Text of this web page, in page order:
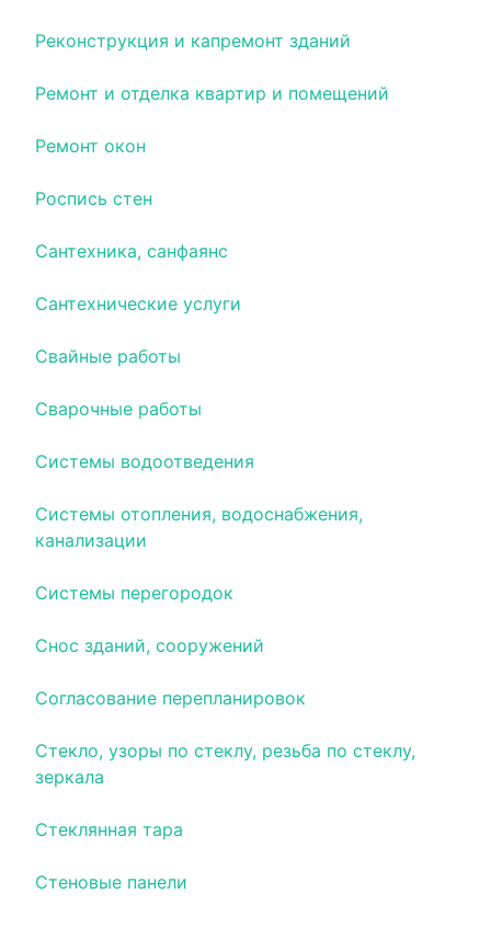
Реконструкция и капремонт зданий
Ремонт и отделка квартир и помещений
Ремонт окон
Роспись стен
Сантехника, санфаянс
Сантехнические услуги
Свайные работы
Сварочные работы
Системы водоотведения
Системы отопления, водоснабжения,
канализации
Системы перегородок
Снос зданий, сооружений
Согласование перепланировок
Стекло, узоры по стеклу, резьба по стеклу,
зеркала
Стеклянная тара
Стеновые панели